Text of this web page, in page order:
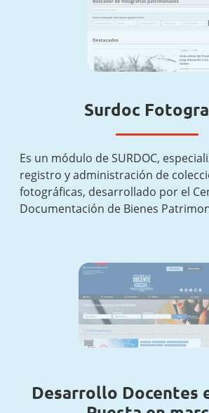
Surdoc
Es un módulo de SURDOC,
registro y administración de
fotográficas, desarrollado por el
Documentación de Bienes
Desarrollo Docentes